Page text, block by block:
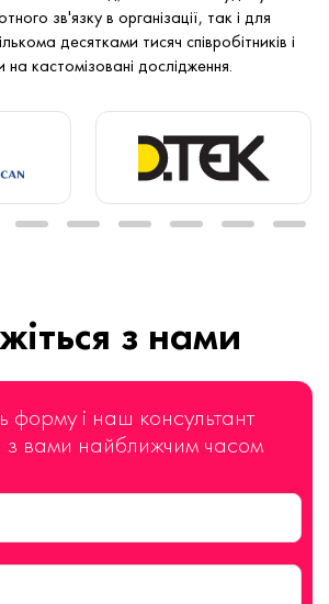
зв'язку в організації, так і для
десятками тисяч співробітників і
на кастомізовані дослідження.
з нами
форму і наш консультант
з вами найближчим часом